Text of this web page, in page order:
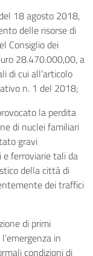
18 agosto 2018,
delle risorse di
Consiglio dei
28.470.000,00, a
di cui all’articolo
n. 1 del 2018;
la perdita
di nuclei familiari
gravi
ferroviarie tali da
della città di
dei traffici
di primi
in
condizioni di